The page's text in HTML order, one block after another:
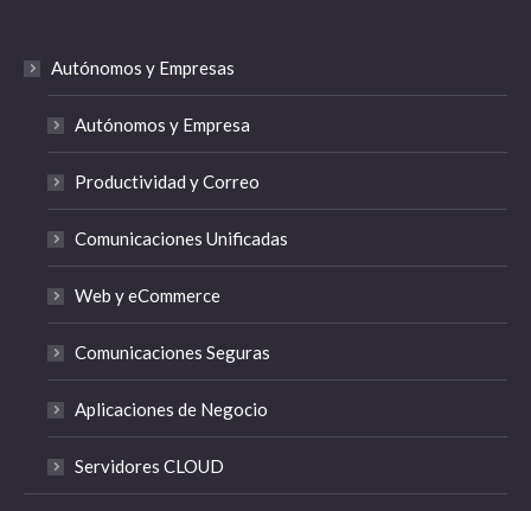
Autónomos y Empresas
Autónomos y Empresa
Productividad y Correo
Comunicaciones Unificadas
Web y eCommerce
Comunicaciones Seguras
Aplicaciones de Negocio
Servidores CLOUD